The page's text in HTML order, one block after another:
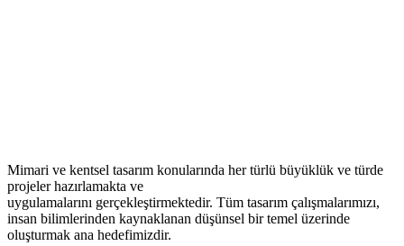
Mimari ve kentsel tasarım konularında her türlü büyüklük ve türde
projeler hazırlamakta ve
uygulamalarını gerçekleştirmektedir. Tüm tasarım çalışmalarımızı,
insan bilimlerinden kaynaklanan düşünsel bir temel üzerinde
oluşturmak ana hedefimizdir.